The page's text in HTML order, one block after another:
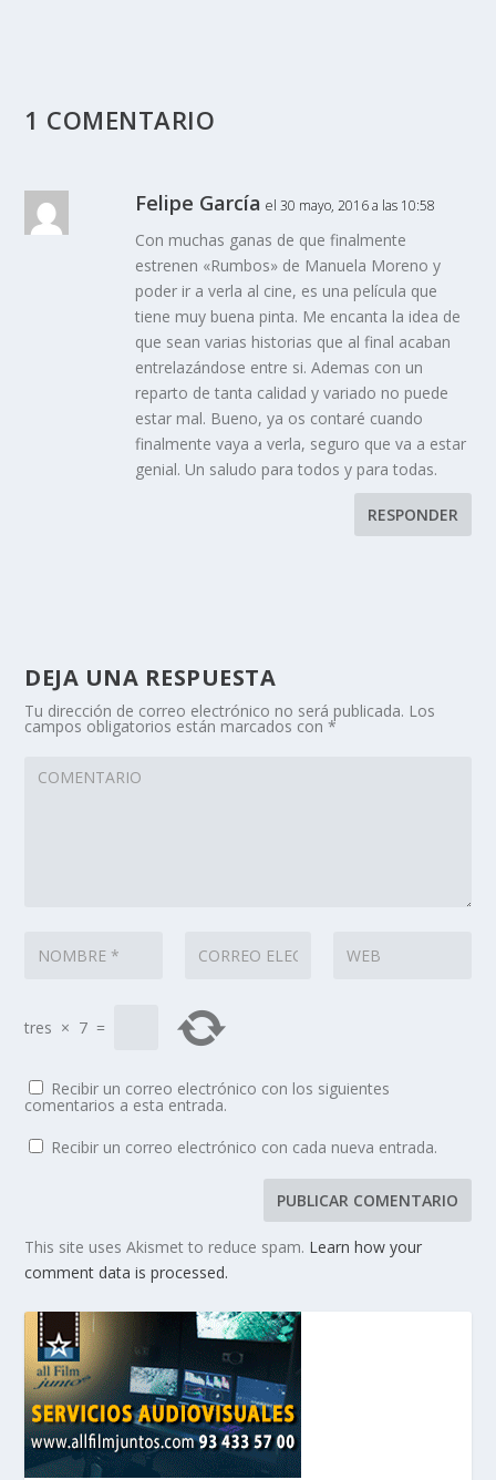
1 COMENTARIO
Felipe García el 30 mayo, 2016 a las 10:58
Con muchas ganas de que finalmente
estrenen «Rumbos» de Manuela Moreno y
poder ir a verla al cine, es una película que
tiene muy buena pinta. Me encanta la idea de
que sean varias historias que al final acaban
entrelazándose entre si. Ademas con un
reparto de tanta calidad y variado no puede
estar mal. Bueno, ya os contaré cuando
finalmente vaya a verla, seguro que va a estar
genial. Un saludo para todos y para todas.
RESPONDER
DEJA UNA RESPUESTA
Tu dirección de correo electrónico no será publicada. Los
campos obligatorios están marcados con*
tres × 7 =
Recibir un correo electrónico con los siguientes
comentarios a esta entrada.
Recibir un correo electrónico con cada nueva entrada.
This site uses Akismet to reduce spam. Learn how your
comment data is processed.